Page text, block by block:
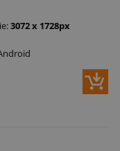
3072 x 1728px